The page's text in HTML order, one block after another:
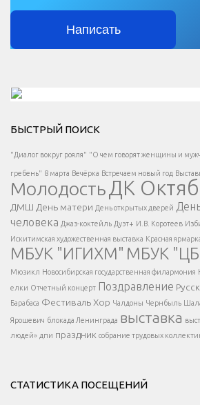
Написать
Есть вопрос?
Напишите нам
</span >
Написать
</button >
</div >
БЫСТРЫЙ ПОИСК
"Диалог вокруг рояля" "О чем говорят женщины и
гребень" 8 марта Вечёрка Встречаем новый год
МолодостьДК
ДМШ День матери День открытых дверей
человека Джаз-коктейль Дуэт+ И.В. Коротеев
Искитимская художественная выставка Красная
МБУК "ИГИХМ" МБУК
Мюзикл Новосибирская государственная филармония
елки Отчетный концерт Поздравление
Барабаса Фестиваль Хор Чалдоны Чернбыль
Ярошевич блокада Ленинграда выставка
людей» дпи праздник собрание трудовых
СТАТИСТИКА ПОСЕЩЕНИЙ